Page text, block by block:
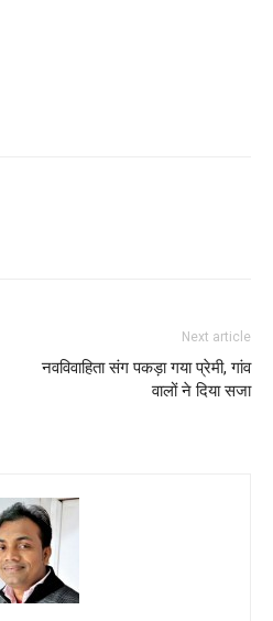
Next article
नवविवाहिता संग पकड़ा गया प्रेमी, गांव
वालों ने दिया सजा